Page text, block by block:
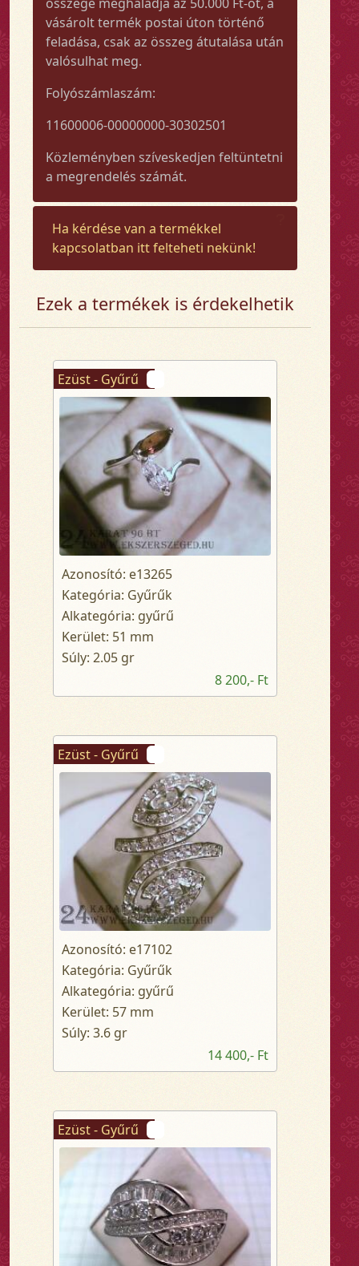
vásárolt termék postai úton történő
feladása, csak az összeg átutalása után
valósulhat meg.
Folyószámlaszám:
11600006-00000000-30302501
Közleményben szíveskedjen feltüntetni
a megrendelés számát.
Ha kérdése van a termékkel
kapcsolatban itt felteheti nekünk!
Ezek a termékek is érdekelhetik
Ezüst - Gyűrű
Azonosító: e13265
Kategória: Gyűrűk
Alkategória: gyűrű
Kerület: 51 mm
Súly: 2.05 gr
8 200,- Ft
Ezüst - Gyűrű
Azonosító: e17102
Kategória: Gyűrűk
Alkategória: gyűrű
Kerület: 57 mm
Súly: 3.6 gr
14 400,- Ft
Ezüst - Gyűrű